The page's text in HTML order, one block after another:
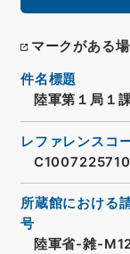
マークがある
件名標題
陸軍第１局１
レファレンスコ
所蔵館における
号
陸軍省-雑-